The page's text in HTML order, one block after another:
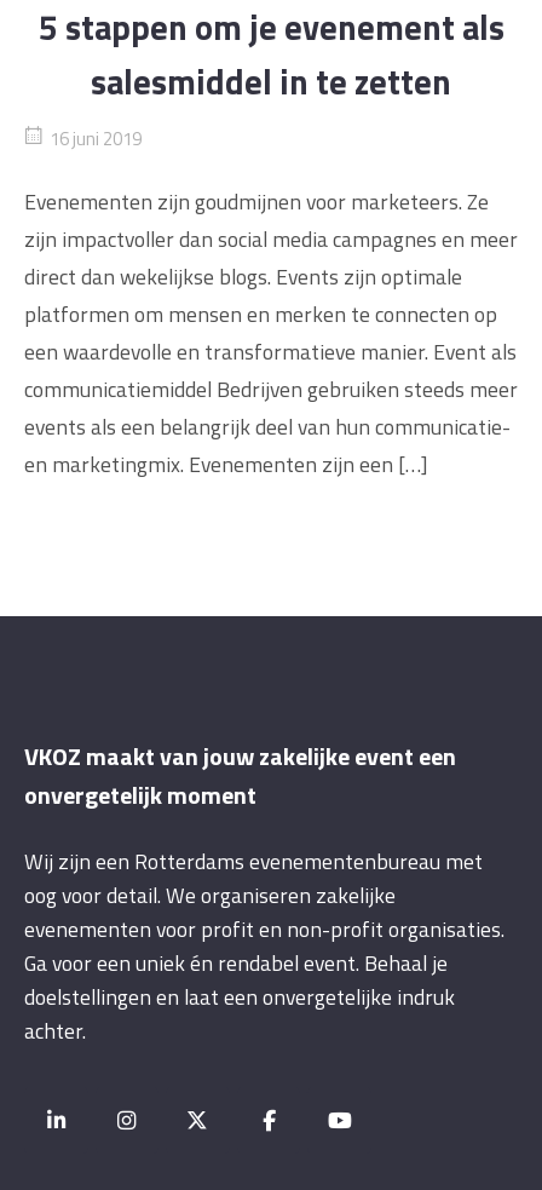
5 stappen om je evenement als
salesmiddel in te zetten
16 juni 2019
Evenementen zijn goudmijnen voor marketeers. Ze
zijn impactvoller dan social media campagnes en meer
direct dan wekelijkse blogs. Events zijn optimale
platformen om mensen en merken te connecten op
een waardevolle en transformatieve manier. Event als
communicatiemiddel Bedrijven gebruiken steeds meer
events als een belangrijk deel van hun communicatie-
en marketingmix. Evenementen zijn een […]
VKOZ maakt van jouw zakelijke event een
onvergetelijk moment
Wij zijn een Rotterdams evenementenbureau met
oog voor detail. We organiseren zakelijke
evenementen voor profit en non-profit organisaties.
Ga voor een uniek én rendabel event. Behaal je
doelstellingen en laat een onvergetelijke indruk
achter.